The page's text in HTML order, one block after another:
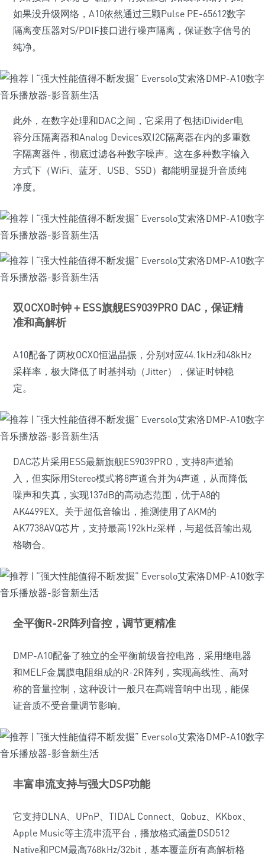
如果没升级网络，A10依然通过三颗Pulse PE-65612数字
隔离变压器对S/PDIF接口进行噪声隔离，保证数字信号的
纯净。
此外，在数字处理和DAC之间，它采用了包括iDivider电
容分压隔离器和Analog Devices双I2C隔离器在内的多重数
字隔离器件，彻底过滤各种数字噪声。这在多种数字输入
方式下（WiFi、蓝牙、USB、SSD）都能明显提升音质纯
净度。
双OCXO时钟＋ESS旗舰ES9039PRO DAC，保证精
准和高解析
A10配备了两枚OCXO恒温晶振，分别对应44.1kHz和48kHz
采样率，极大降低了时基抖动（Jitter），保证时钟稳
定。
DAC芯片采用ESS最新旗舰ES9039PRO，支持8声道输
入，但实际用Stereo模式将8声道合并为4声道，从而降低
噪声和失真，实现137dB的高动态范围，优于A8的
AK4499EX。关于超低音输出，推测使用了AKM的
AK7738AVQ芯片，支持最高192kHz采样，与超低音输出规
格吻合。
全平衡R-2R阵列音控，调节更精准
DMP-A10配备了独立的全平衡前级音控电路，采用继电器
和MELF金属膜电阻组成的R-2R阵列，实现高线性、高对
称的音量控制，这种设计一般只在高端音响中出现，能保
证音质不受音量调节影响。
丰富串流支持与强大DSP功能
它支持DLNA、UPnP、TIDAL Connect、Qobuz、KKbox、
Apple Music等主流串流平台，播放格式涵盖DSD512
Native和PCM最高768kHz/32bit，基本覆盖所有高解析格